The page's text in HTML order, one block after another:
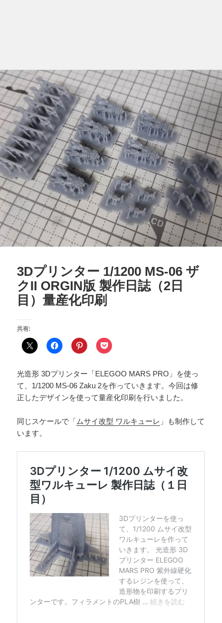
3Dプリンター 1/1200 MS-06 ザ
クII ORGIN版 製作日誌（2日
目）量産化印刷
共有:
光造形 3Dプリンター「ELEGOO MARS PRO」を使っ
て、1/1200 MS-06 Zaku 2を作っていきます。今回は修
正したデザインを使って量産化印刷を行いました。
同じスケールで「 ムサイ改型 ワルキューレ 」も制作して
います。